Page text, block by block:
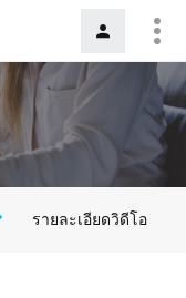
รายละเอียดวิดีโอ